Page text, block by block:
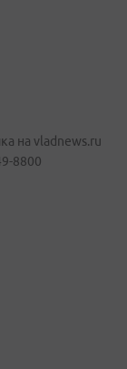
на vladnews.ru
8800